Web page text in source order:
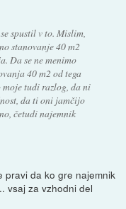
spustil v to. Mislim,
stanovanje 40 m2
Da se ne menimo
40 m2 od tega
tudi razlog, da ni
da ti oni jamčijo
četudi najemnik
pravi da ko gre najemnik
vsaj za vzhodni del